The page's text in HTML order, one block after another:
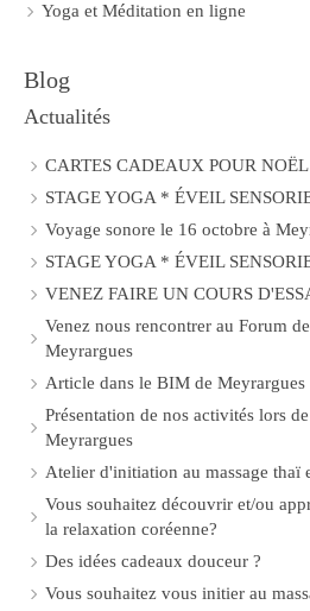
Yoga et Méditation en ligne
Blog
Actualités
CARTES CADEAUX POUR NOËL
STAGE YOGA * ÉVEIL
Voyage sonore le 16 octobre à
STAGE YOGA * ÉVEIL
VENEZ FAIRE UN COURS
Venez nous rencontrer au Forum
Meyrargues
Article dans le BIM de Meyrargues
Présentation de nos activités lors
Meyrargues
Atelier d'initiation au massage thaï
Vous souhaitez découvrir et/ou
la relaxation coréenne?
Des idées cadeaux douceur ?
Vous souhaitez vous initier au